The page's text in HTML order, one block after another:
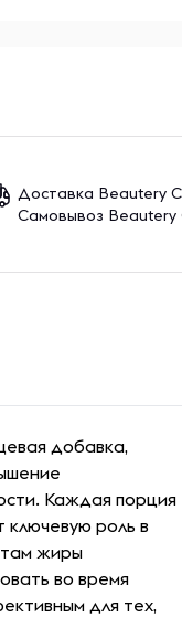
Доставка Beautery
Самовывоз Beautery
добавка,
Каждая порция
роль в
там жиры
во время
для тех,